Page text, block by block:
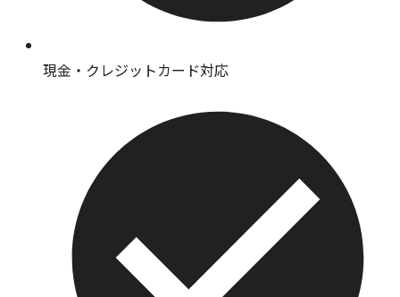
現金・クレジットカード対応